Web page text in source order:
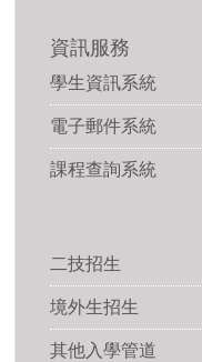
資訊服務
學生資訊系統
電子郵件系統
課程查詢系統
二技招生
境外生招生
其他入學管道